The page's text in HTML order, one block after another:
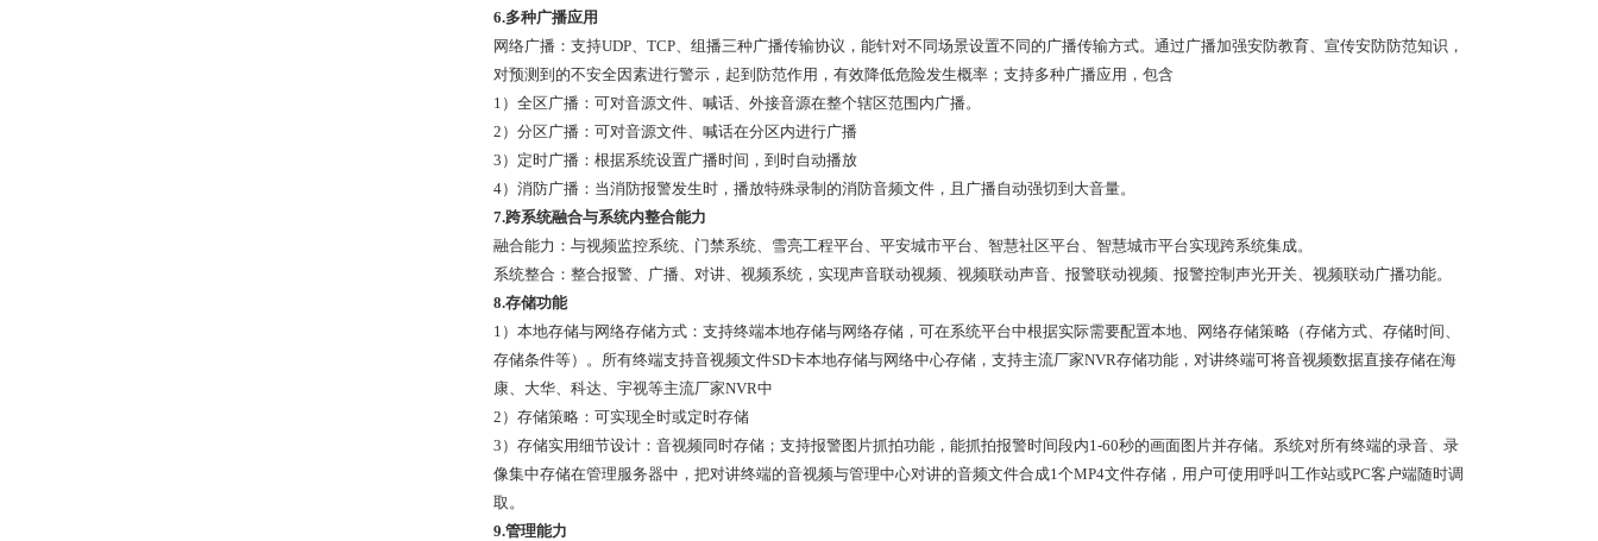
6.多种广播应用
网络广播：支持UDP、TCP、组播三种广播传输协议，能针对不同场景设置不同的广播传输方式。通过广播加强安防教育、宣传安防防范知识，
对预测到的不安全因素进行警示，起到防范作用，有效降低危险发生概率；支持多种广播应用，包含
1）全区广播：可对音源文件、喊话、外接音源在整个辖区范围内广播。
2）分区广播：可对音源文件、喊话在分区内进行广播
3）定时广播：根据系统设置广播时间，到时自动播放
4）消防广播：当消防报警发生时，播放特殊录制的消防音频文件，且广播自动强切到大音量。
7.跨系统融合与系统内整合能力
融合能力：与视频监控系统、门禁系统、雪亮工程平台、平安城市平台、智慧社区平台、智慧城市平台实现跨系统集成。
系统整合：整合报警、广播、对讲、视频系统，实现声音联动视频、视频联动声音、报警联动视频、报警控制声光开关、视频联动广播功能。
8.存储功能
1）本地存储与网络存储方式：支持终端本地存储与网络存储，可在系统平台中根据实际需要配置本地、网络存储策略（存储方式、存储时间、
存储条件等）。所有终端支持音视频文件SD卡本地存储与网络中心存储，支持主流厂家NVR存储功能，对讲终端可将音视频数据直接存储在海
康、大华、科达、宇视等主流厂家NVR中
2）存储策略：可实现全时或定时存储
3）存储实用细节设计：音视频同时存储；支持报警图片抓拍功能，能抓拍报警时间段内1-60秒的画面图片并存储。系统对所有终端的录音、录
像集中存储在管理服务器中，把对讲终端的音视频与管理中心对讲的音频文件合成1个MP4文件存储，用户可使用呼叫工作站或PC客户端随时调
取。
9.管理能力